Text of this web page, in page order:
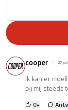
cooper 27
Ik kan er
bij mij steeds
0+